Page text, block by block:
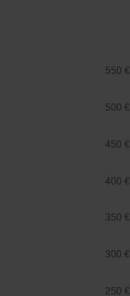
250 €
300 €
350 €
400 €
450 €
500 €
550 €